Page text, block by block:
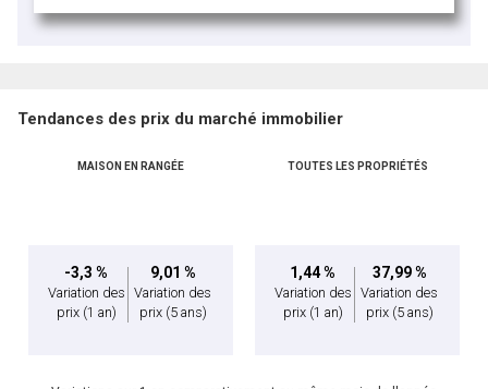
Tendances des prix du marché immobilier
MAISON EN RANGÉE
-3,3 %
Variation des
prix (1 an)
9,01 %
Variation des
prix (5 ans)
TOUTES LES PROPRIÉTÉS
1,44 %
Variation des
prix (1 an)
37,99 %
Variation des
prix (5 ans)